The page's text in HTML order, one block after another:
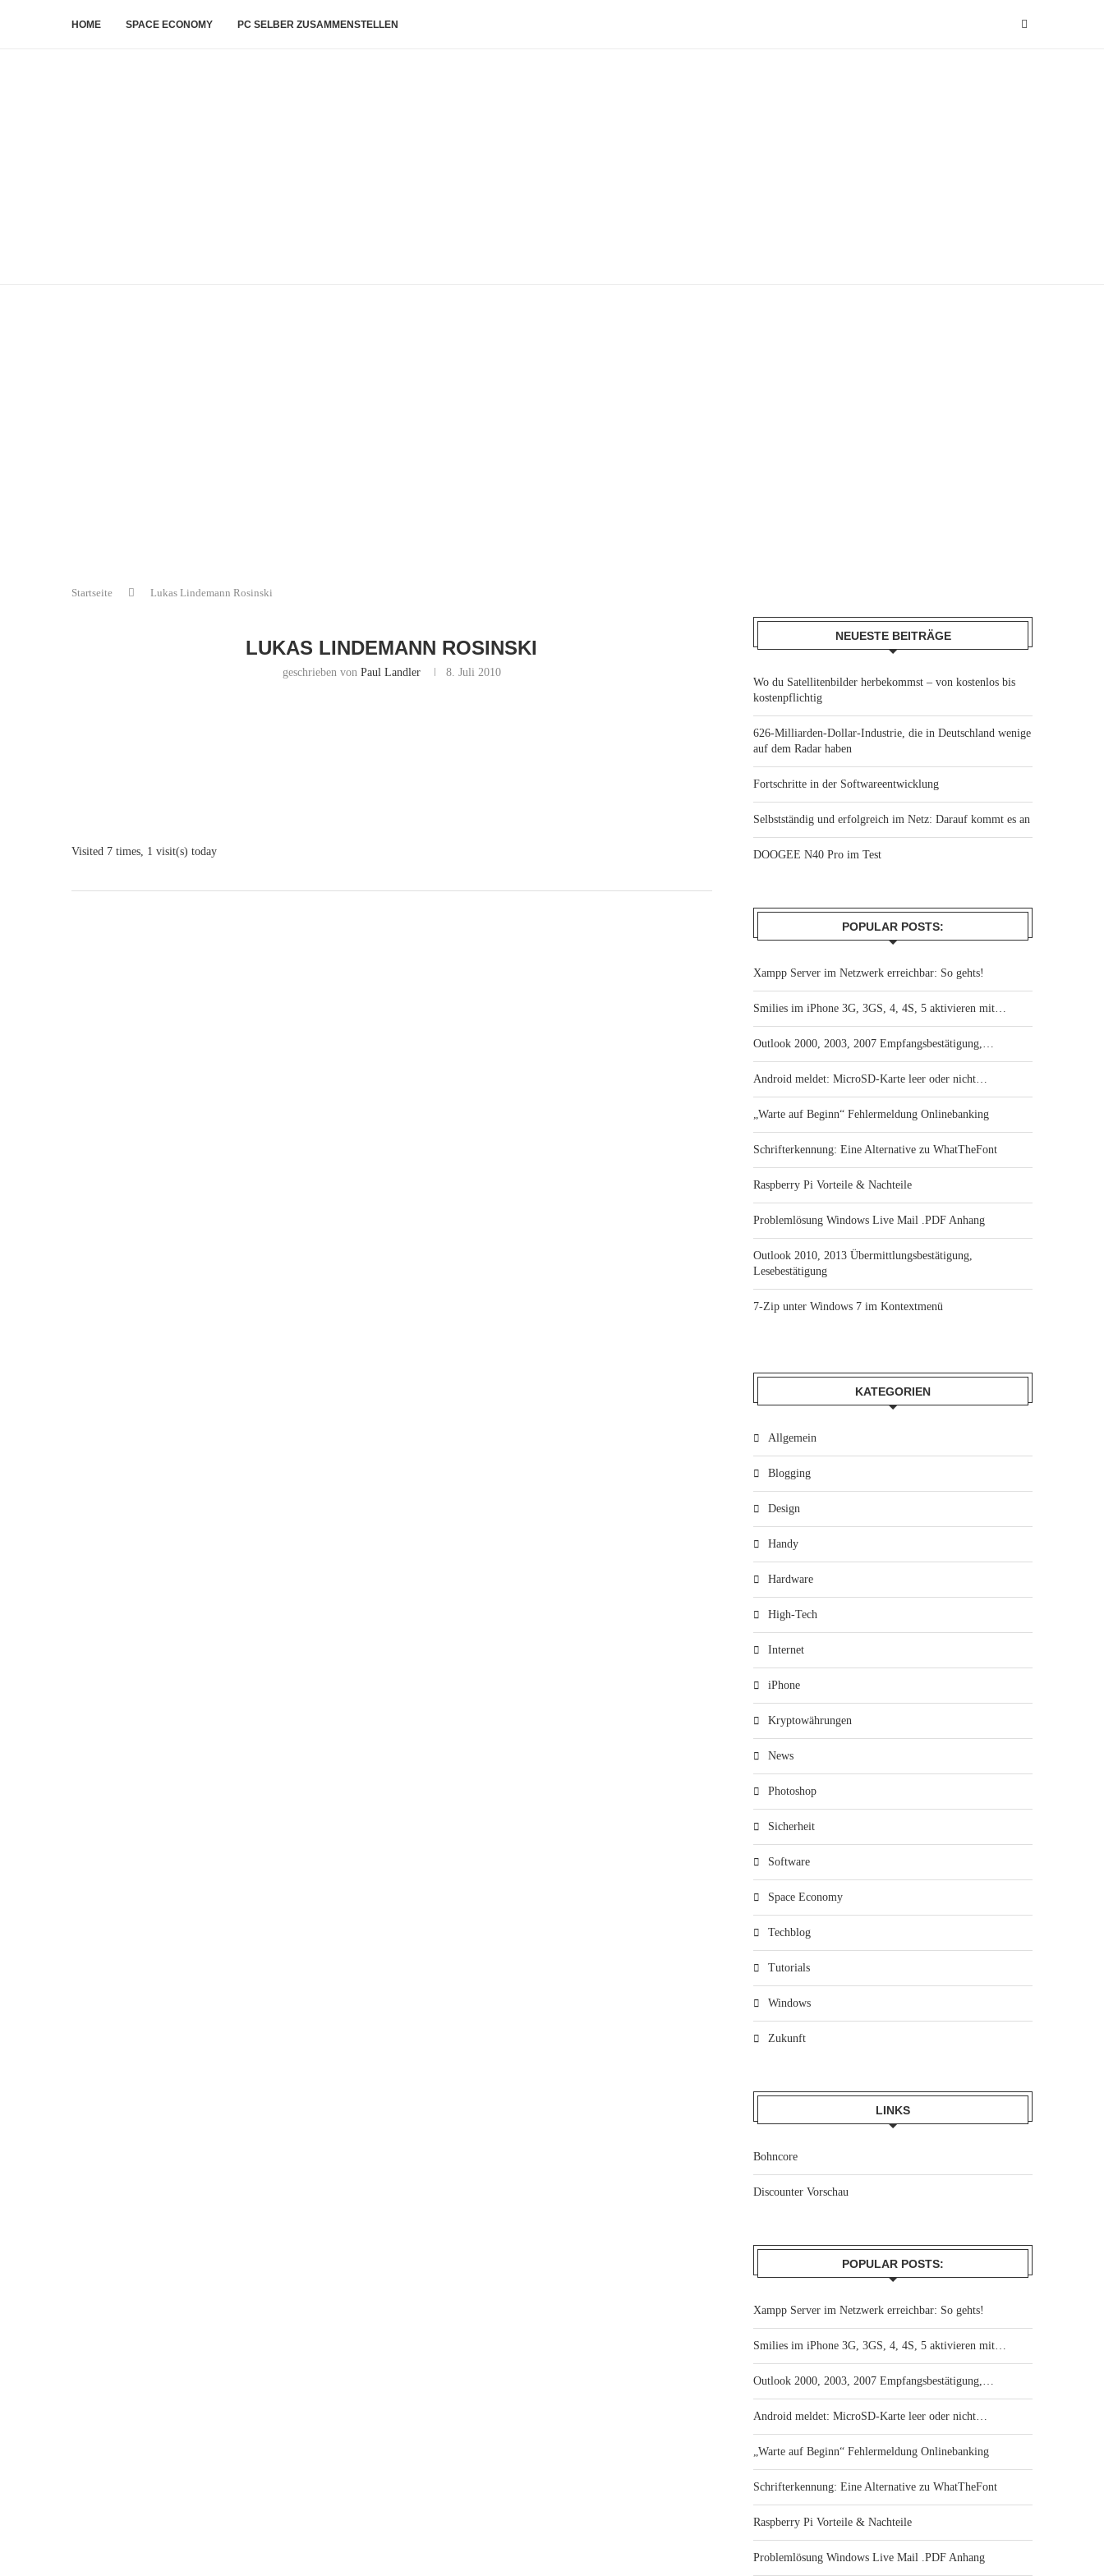
HOME SPACE ECONOMY PC SELBER ZUSAMMENSTELLEN
Startseite Lukas Lindemann Rosinski
LUKAS LINDEMANN ROSINSKI
geschrieben von Paul Landler 8. Juli 2010
Visited 7 times, 1 visit(s) today
NEUESTE BEITRÄGE
Wo du Satellitenbilder herbekommst – von kostenlos bis
kostenpflichtig
626-Milliarden-Dollar-Industrie, die in Deutschland wenige
auf dem Radar haben
Fortschritte in der Softwareentwicklung
Selbstständig und erfolgreich im Netz: Darauf kommt es an
DOOGEE N40 Pro im Test
POPULAR POSTS:
Xampp Server im Netzwerk erreichbar: So gehts!
Smilies im iPhone 3G, 3GS, 4, 4S, 5 aktivieren mit…
Outlook 2000, 2003, 2007 Empfangsbestätigung,…
Android meldet: MicroSD-Karte leer oder nicht…
„Warte auf Beginn“ Fehlermeldung Onlinebanking
Schrifterkennung: Eine Alternative zu WhatTheFont
Raspberry Pi Vorteile & Nachteile
Problemlösung Windows Live Mail .PDF Anhang
Outlook 2010, 2013 Übermittlungsbestätigung,
Lesebestätigung
7-Zip unter Windows 7 im Kontextmenü
KATEGORIEN
Allgemein
Blogging
Design
Handy
Hardware
High-Tech
Internet
iPhone
Kryptowährungen
News
Photoshop
Sicherheit
Software
Space Economy
Techblog
Tutorials
Windows
Zukunft
LINKS
Bohncore
Discounter Vorschau
POPULAR POSTS:
Xampp Server im Netzwerk erreichbar: So gehts!
Smilies im iPhone 3G, 3GS, 4, 4S, 5 aktivieren mit…
Outlook 2000, 2003, 2007 Empfangsbestätigung,…
Android meldet: MicroSD-Karte leer oder nicht…
„Warte auf Beginn“ Fehlermeldung Onlinebanking
Schrifterkennung: Eine Alternative zu WhatTheFont
Raspberry Pi Vorteile & Nachteile
Problemlösung Windows Live Mail .PDF Anhang